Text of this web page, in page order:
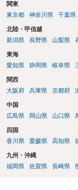
関東
東京都
神奈川県 千葉県
北陸・甲信越
新潟県
長野県 山梨県
東海
愛知県
静岡県 岐阜県
関西
大阪府
兵庫県 京都府
中国
広島県
岡山県 山口県
四国
香川県
愛媛県 高知県
九州・沖縄
福岡県
佐賀県 長崎県